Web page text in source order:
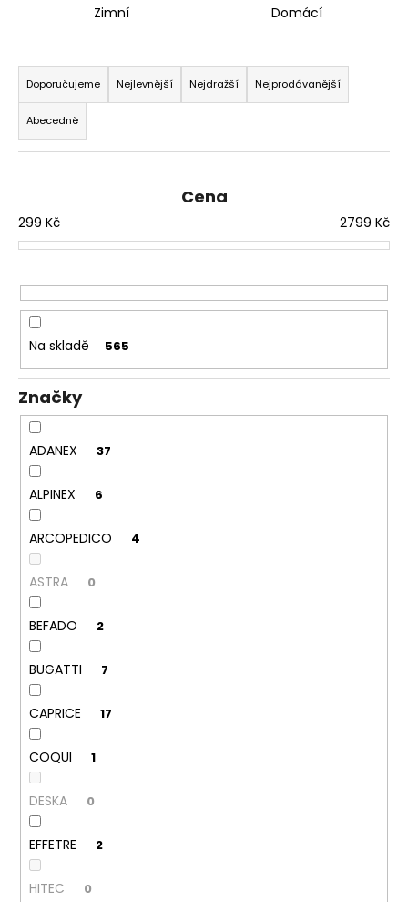
Zimní Domácí
Ř
a
z
e
n
r
o
u
k
ů
Doporučujeme Nejlevnější Nejdražší Nejprodávanější
Abecedně
Cena
299 Kč 2799 Kč
Na skladě 565
Značky
ADANEX 37
ALPINEX 6
ARCOPEDICO 4
ASTRA 0
BEFADO 2
BUGATTI 7
CAPRICE 17
COQUI 1
DESKA 0
EFFETRE 2
HITEC 0
í
t
?
D
o
p
o
r
u
č
u
m
DÁMSKÉ
NAZOUVÁKY
ŽABKY
INBLU
ZO19
BRONZOVÉ
499
Kč
Původně:
899
Kč